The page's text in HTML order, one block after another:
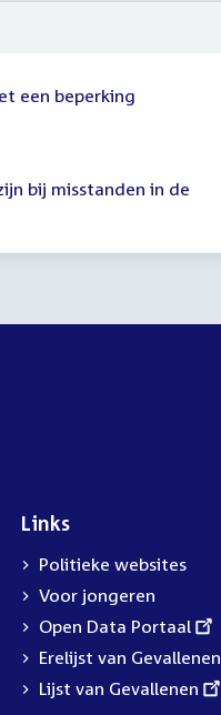
een beperking
bij misstanden in de
Links
Politieke websites
Voor jongeren
External
link:
Open Data Portaal
Erelijst van Gevallenen
External
Lijst van Gevallenen